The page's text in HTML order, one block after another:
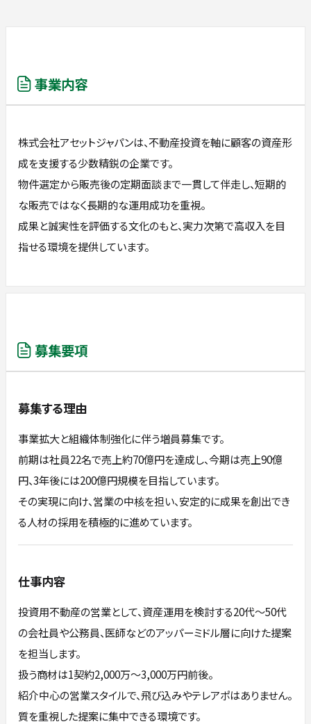
事業内容
株式会社アセットジャパンは、不動産投資を軸に顧客の資産形
成を支援する少数精鋭の企業です。
物件選定から販売後の定期面談まで一貫して伴走し、短期的
な販売ではなく長期的な運用成功を重視。
成果と誠実性を評価する文化のもと、実力次第で高収入を目
指せる環境を提供しています。
募集要項
募集する理由
事業拡大と組織体制強化に伴う増員募集です。
前期は社員22名で売上約70億円を達成し、今期は売上90億
円、3年後には200億円規模を目指しています。
その実現に向け、営業の中核を担い、安定的に成果を創出でき
る人材の採用を積極的に進めています。
仕事内容
投資用不動産の営業として、資産運用を検討する20代〜50代
の会社員や公務員、医師などのアッパーミドル層に向けた提案
を担当します。
扱う商材は1契約2,000万〜3,000万円前後。
紹介中心の営業スタイルで、飛び込みやテレアポはありません。
質を重視した提案に集中できる環境です。